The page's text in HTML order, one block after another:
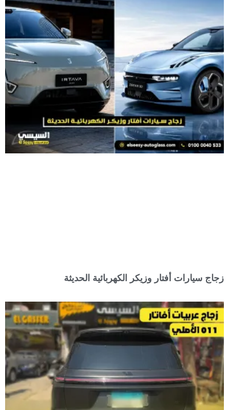
زجاج سيارات أفتار وزيكر الكهربائية الحديثة